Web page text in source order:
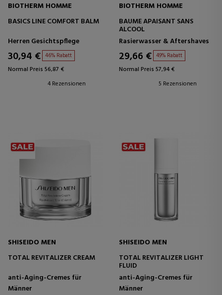
BIOTHERM HOMME
BASICS LINE COMFORT BALM
Herren Gesichtspflege
30,94 € 46% Rabatt
Normal Preis 56,87 €
4 Rezensionen
BIOTHERM HOMME
BAUME APAISANT SANS
ALCOOL
Rasierwasser & Aftershaves
29,66 € 49% Rabatt
Normal Preis 57,94 €
5 Rezensionen
SHISEIDO MEN
TOTAL REVITALIZER CREAM
anti-Aging-Cremes für
Männer
SHISEIDO MEN
TOTAL REVITALIZER LIGHT
FLUID
anti-Aging-Cremes für
Männer